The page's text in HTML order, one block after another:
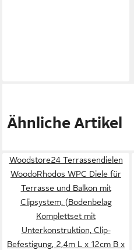
Ähnliche Artikel
Woodstore24 Terrassendielen
WoodoRhodos WPC Diele für
Terrasse und Balkon mit
Clipsystem, (Bodenbelag
Komplettset mit
Unterkonstruktion, Clip-
Befestigung, 2,4m L x 12cm B x